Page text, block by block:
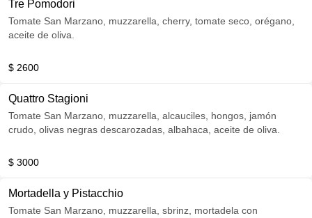
Tre Pomodori
Tomate San Marzano, muzzarella, cherry, tomate seco, orégano,
aceite de oliva.
$ 2600
Quattro Stagioni
Tomate San Marzano, muzzarella, alcauciles, hongos, jamón
crudo, olivas negras descarozadas, albahaca, aceite de oliva.
$ 3000
Mortadella y Pistacchio
Tomate San Marzano, muzzarella, sbrinz, mortadela con